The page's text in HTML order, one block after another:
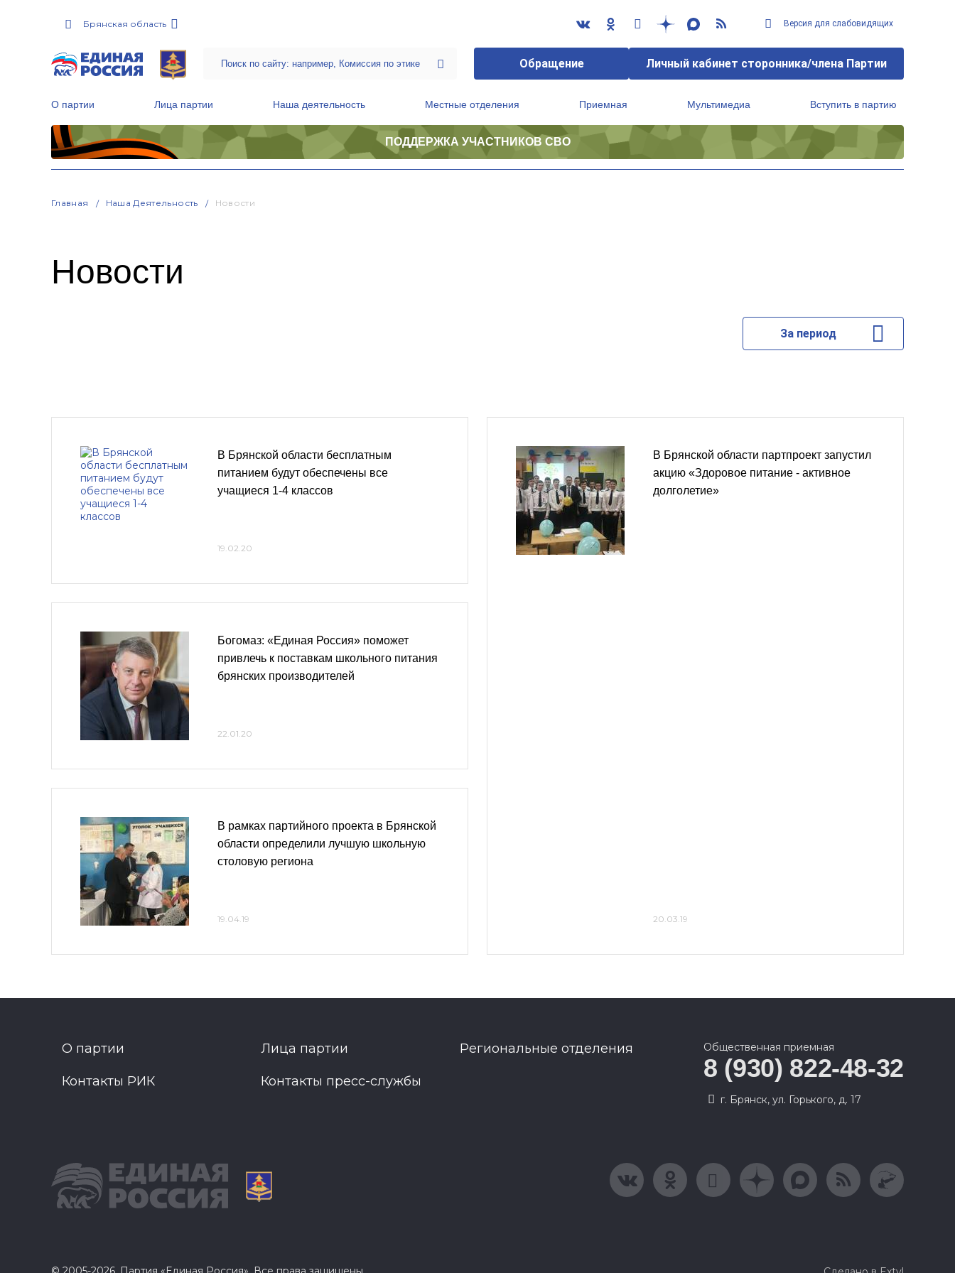
Брянская область Версия для слабовидящих
Обращение Личный кабинет сторонника/члена Партии
О партии Лица партии Наша деятельность Местные отделения Приемная Мультимедиа Вступить в партию
ПОДДЕРЖКА УЧАСТНИКОВ СВО
Главная Наша Деятельность Новости
Новости
За период
В Брянской области бесплатным
питанием будут обеспечены все
учащиеся 1-4 классов
19.02.20
Богомаз: «Единая Россия» поможет
привлечь к поставкам школьного питания
брянских производителей
22.01.20
В рамках партийного проекта в Брянской
области определили лучшую школьную
столовую региона
19.04.19
В Брянской области партпроект запустил
акцию «Здоровое питание - активное
долголетие»
20.03.19
О партии Лица партии Региональные отделения
Контакты РИК Контакты пресс-службы
Общественная приемная
8 (930) 822-48-32
г. Брянск, ул. Горького, д. 17